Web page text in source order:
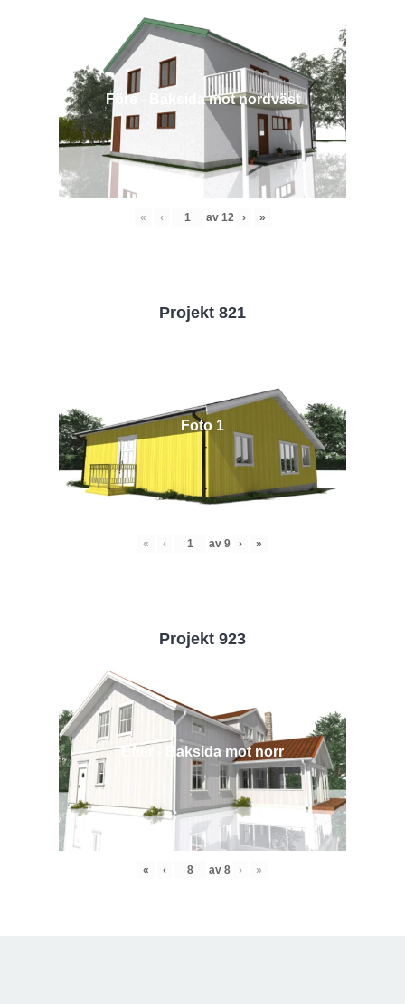
Före - Baksida mot nordväst
« ‹ av 12 › »
Projekt 821
Foto 1
« ‹ av 9 › »
Projekt 923
Efter - Baksida mot norr
« ‹ av 8 › »